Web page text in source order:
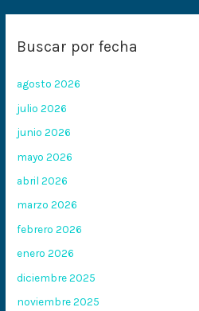
Buscar por fecha
agosto 2026
julio 2026
junio 2026
mayo 2026
abril 2026
marzo 2026
febrero 2026
enero 2026
diciembre 2025
noviembre 2025